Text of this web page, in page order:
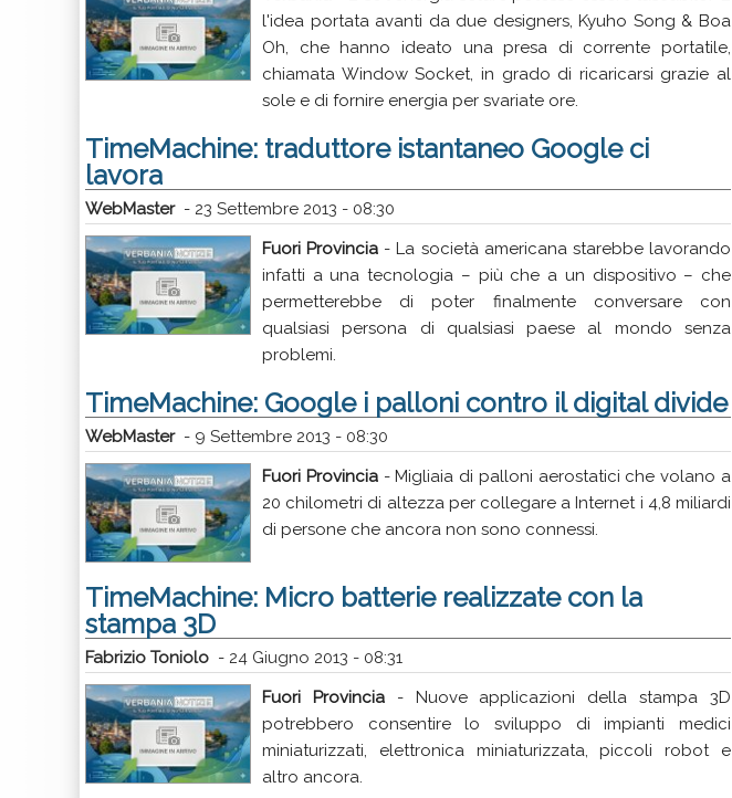
l'idea portata avanti da due designers, Kyuho Song & Boa
Oh, che hanno ideato una presa di corrente portatile,
chiamata Window Socket, in grado di ricaricarsi grazie al
sole e di fornire energia per svariate ore.
TimeMachine: traduttore istantaneo Google ci
lavora
WebMaster- 23 Settembre 2013 - 08:30
Fuori Provincia - La società americana starebbe lavorando
infatti a una tecnologia – più che a un dispositivo – che
permetterebbe di poter finalmente conversare con
qualsiasi persona di qualsiasi paese al mondo senza
problemi.
TimeMachine: Google i palloni contro il digital divide
WebMaster- 9 Settembre 2013 - 08:30
Fuori Provincia- Migliaia di palloni aerostatici che volano a
20 chilometri di altezza per collegare a Internet i 4,8 miliardi
di persone che ancora non sono connessi.
TimeMachine: Micro batterie realizzate con la
stampa 3D
Fabrizio Toniolo - 24 Giugno 2013 - 08:31
Fuori Provincia- Nuove applicazioni della stampa 3D
potrebbero consentire lo sviluppo di impianti medici
miniaturizzati, elettronica miniaturizzata, piccoli robot e
altro ancora.